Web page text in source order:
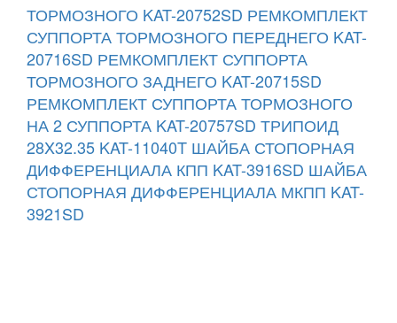
ТОРМОЗНОГО KAT-20752SD РЕМКОМПЛЕКТ
СУППОРТА ТОРМОЗНОГО ПЕРЕДНЕГО KAT-
20716SD РЕМКОМПЛЕКТ СУППОРТА
ТОРМОЗНОГО ЗАДНЕГО KAT-20715SD
РЕМКОМПЛЕКТ СУППОРТА ТОРМОЗНОГО
НА 2 СУППОРТА KAT-20757SD ТРИПОИД
28X32.35 KAT-11040T ШАЙБА СТОПОРНАЯ
ДИФФЕРЕНЦИАЛА КПП KAT-3916SD ШАЙБА
СТОПОРНАЯ ДИФФЕРЕНЦИАЛА МКПП KAT-
3921SD